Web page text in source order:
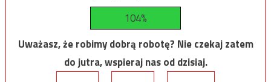
104%
Uważasz, że robimy dobrą robotę? Nie czekaj zatem
do jutra, wspieraj nas od dzisiaj.